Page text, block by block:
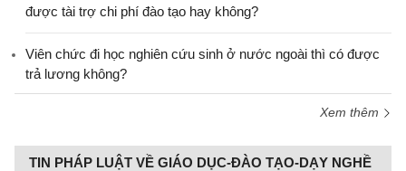
được tài trợ chi phí đào tạo hay không?
Viên chức đi học nghiên cứu sinh ở nước ngoài thì có được
trả lương không?
Xem thêm
TIN PHÁP LUẬT VỀ GIÁO DỤC-ĐÀO TẠO-DẠY NGHỀ